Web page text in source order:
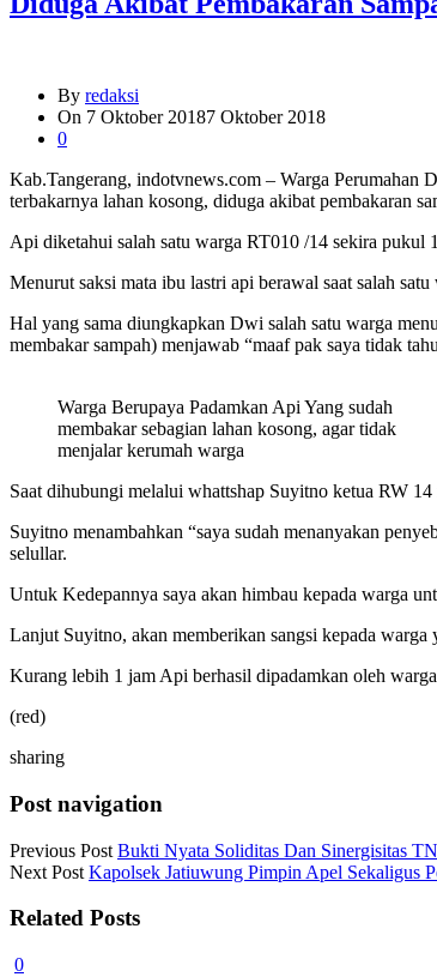
By redaksi
On 7 Oktober 20187 Oktober 2018
0
Kab.Tangerang, indotvnews.com – Warga
terbakarnya lahan kosong, diduga akibat pembakaran
Api diketahui salah satu warga RT010 /14 sekira pukul
Menurut saksi mata ibu lastri api berawal saat salah
Hal yang sama diungkapkan Dwi salah satu warga
membakar sampah) menjawab “maaf pak saya tidak
Warga Berupaya Padamkan Api Yang sudah
membakar sebagian lahan kosong, agar tidak
menjalar kerumah warga
Saat dihubungi melalui whattshap Suyitno ketua RW
Suyitno menambahkan “saya sudah menanyakan
selullar.
Untuk Kedepannya saya akan himbau kepada warga
Lanjut Suyitno, akan memberikan sangsi kepada warga
Kurang lebih 1 jam Api berhasil dipadamkan oleh warga
(red)
sharing
Post navigation
Previous Post Bukti Nyata Soliditas Dan Sinergisitas
Next Post Kapolsek Jatiuwung Pimpin Apel Sekaligus
Related Posts
0